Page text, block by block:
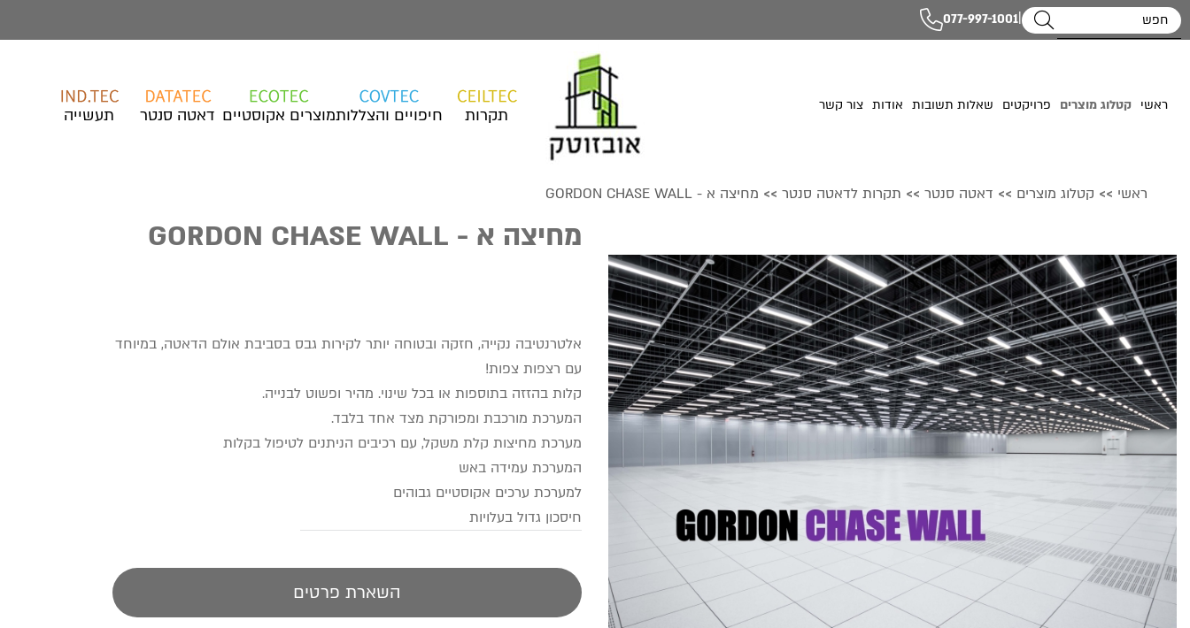
|
077-997-1001
ראשי קטלוג מוצרים פרויקטים שאלות תשובות אודות צור קשר
תקרות חיפויים והצללותמוצרים אקוסטיים דאטה סנטר תעשייה
ראשי >> קטלוג מוצרים >> דאטה סנטר >> תקרות לדאטה סנטר >> מחיצה א - GORDON CHASE WALL
מחיצה א - GORDON CHASE WALL
אלטרנטיבה נקייה, חזקה ובטוחה יותר לקירות גבס בסביבת אולם הדאטה, במיוחד
עם רצפות צפות!
קלות בהזזה בתוספות או בכל שינוי. מהיר ופשוט לבנייה.
המערכת מורכבת ומפורקת מצד אחד בלבד.
מערכת מחיצות קלת משקל, עם רכיבים הניתנים לטיפול בקלות
המערכת עמידה באש
למערכת ערכים אקוסטיים גבוהים
חיסכון גדול בעלויות
השארת פרטים